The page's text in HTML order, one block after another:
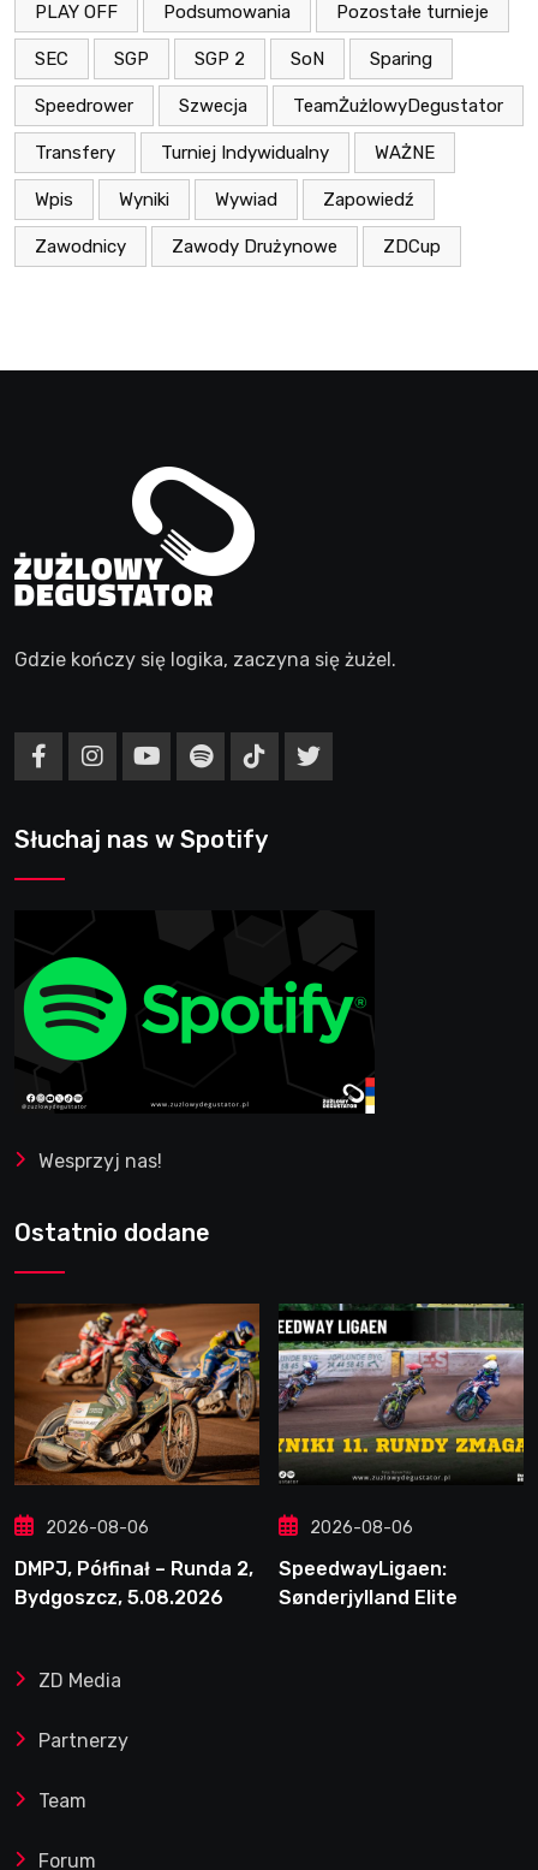
PLAY OFF Podsumowania Pozostałe turnieje
SEC SGP SGP 2 SoN Sparing
Speedrower Szwecja TeamŻużlowyDegustator
Transfery Turniej Indywidualny WAŻNE
Wpis Wyniki Wywiad Zapowiedź
Zawodnicy Zawody Drużynowe ZDCup
Gdzie kończy się logika, zaczyna się żużel.
Słuchaj nas w Spotify
Wesprzyj nas!
Ostatnio dodane
2026-08-06
DMPJ, Półfinał – Runda 2,
Bydgoszcz, 5.08.2026
2026-08-06
SpeedwayLigaen:
Sønderjylland Elite
ZD Media
Partnerzy
Team
Forum